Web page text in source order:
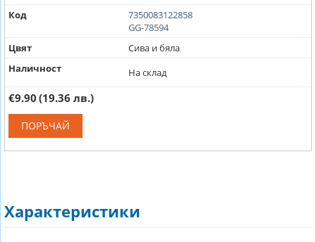
Код
7350083122858
GG-78594
Цвят
Сива и бяла
Наличност
На склад
€9.90 (19.36 лв.)
ПОРЪЧАЙ
Характеристики